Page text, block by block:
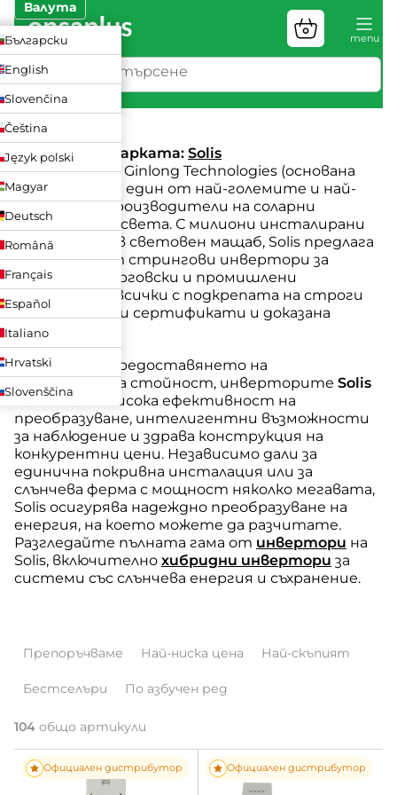
Преминаване
към
съдържанието
Валута
Български
English
Slovenčina
Čeština
Język polski
Magyar
Deutsch
Română
Français
Español
Italiano
Hrvatski
Slovenščina
Количка
за
пазаруване
Solis
Уебсайт на марката: Solis
Solis, марка на Ginlong Technologies (основана
през 2005 г.), е един от най-големите и най-
опитните производители на соларни
инвертори в света. С милиони инсталирани
устройства в световен мащаб, Solis предлага
пълна гама от стрингови инвертори за
жилищни, търговски и промишлени
приложения, всички с подкрепата на строги
международни сертификати и доказана
надеждност.
Известни с предоставянето на
изключителна стойност, инверторите Solis
съчетават висока ефективност на
преобразуване, интелигентни възможности
за наблюдение и здрава конструкция на
конкурентни цени. Независимо дали за
единична покривна инсталация или за
слънчева ферма с мощност няколко мегавата,
Solis осигурява надеждно преобразуване на
енергия, на което можете да разчитате.
Разгледайте пълната гама от инвертори на
Solis, включително хибридни инвертори за
системи със слънчева енергия и съхранение.
р
т
и
Препоръчваме Най-ниска цена Най-скъпият
Бестселъри По азбучен ред
104 общо артикули
С
Официален дистрибутор Официален дистрибутор